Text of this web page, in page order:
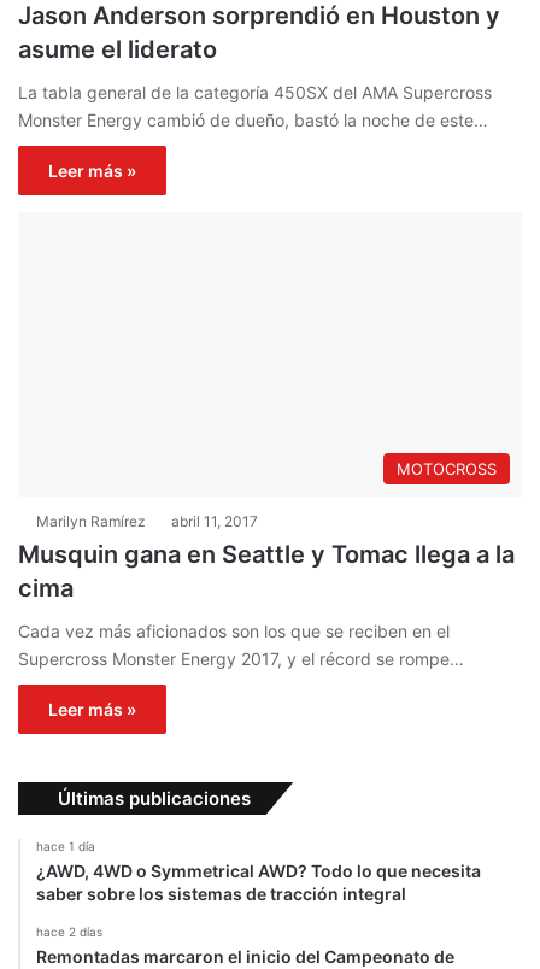
Jason Anderson sorprendió en Houston y
asume el liderato
La tabla general de la categoría 450SX del AMA Supercross
Monster Energy cambió de dueño, bastó la noche de este…
Leer más »
MOTOCROSS
Marilyn Ramírez abril 11, 2017
Musquin gana en Seattle y Tomac llega a la
cima
Cada vez más aficionados son los que se reciben en el
Supercross Monster Energy 2017, y el récord se rompe…
Leer más »
Últimas publicaciones
hace 1 día
¿AWD, 4WD o Symmetrical AWD? Todo lo que necesita
saber sobre los sistemas de tracción integral
hace 2 días
Remontadas marcaron el inicio del Campeonato de